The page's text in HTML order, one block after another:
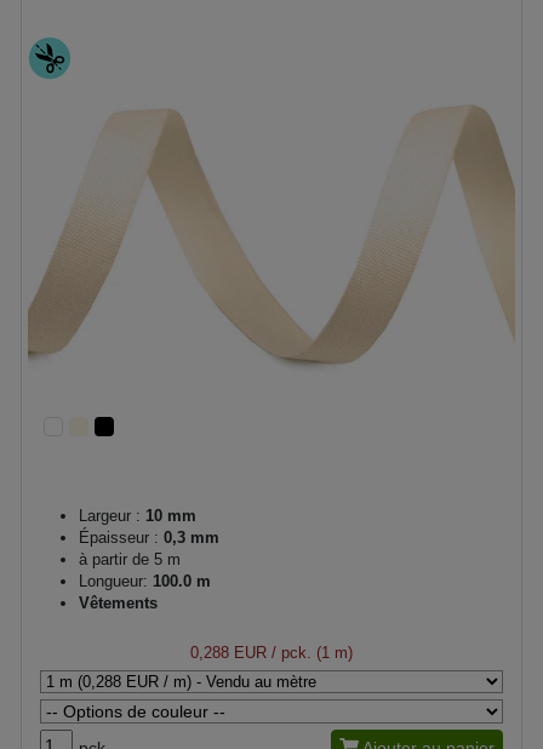
Largeur : 10 mm
Épaisseur : 0,3 mm
à partir de 5 m
Longueur: 100.0 m
Vêtements
0,288 EUR / pck. (1 m)